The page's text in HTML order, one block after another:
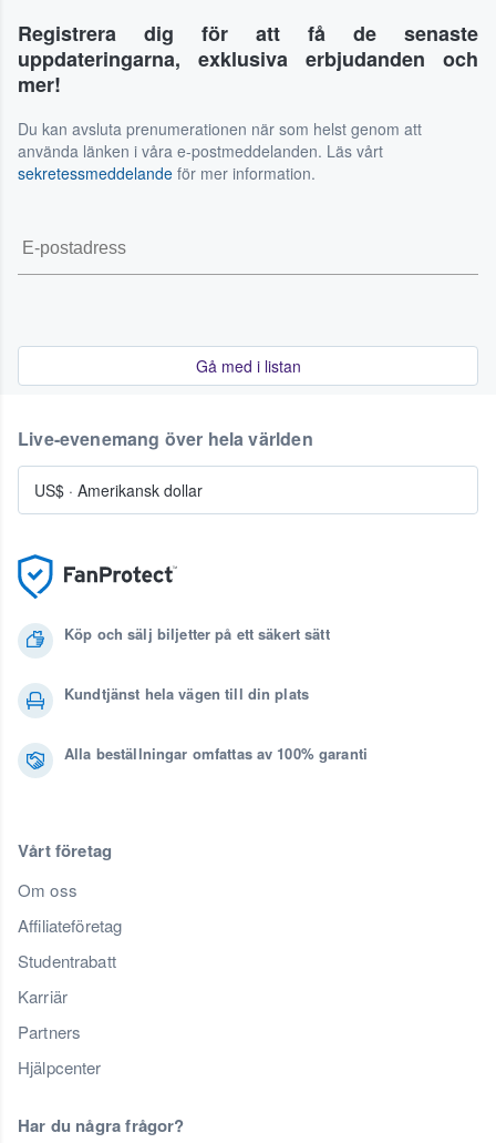
Registrera dig för att få de senaste
uppdateringarna, exklusiva erbjudanden och
mer!
Du kan avsluta prenumerationen när som helst genom att
använda länken i våra e-postmeddelanden. Läs vårt
sekretessmeddelande för mer information.
Gå med i listan
Köp och sälj biljetter på ett säkert sätt
Kundtjänst hela vägen till din plats
Alla beställningar omfattas av 100% garanti
Vårt företag
Om oss
Affiliateföretag
Studentrabatt
Karriär
Partners
Hjälpcenter
Har du några frågor?
Live-evenemang över hela världen
US$ · Amerikansk dollar